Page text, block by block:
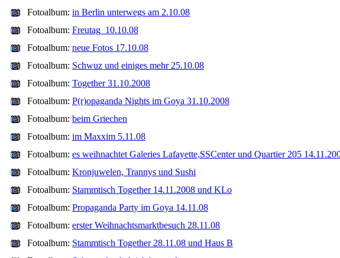
Fotoalbum: in Berlin unterwegs am 2.10.08
Fotoalbum: Freutag_10.10.08
Fotoalbum: neue Fotos 17.10.08
Fotoalbum: Schwuz und einiges mehr 25.10.08
Fotoalbum: Together 31.10.2008
Fotoalbum: P(r)opaganda Nights im Goya 31.10.2008
Fotoalbum: beim Griechen
Fotoalbum: im Maxxim 5.11.08
Fotoalbum: es weihnachtet Galeries Lafayette,SSCenter und Quartier 205
Fotoalbum: Kronjuwelen, Trannys und Sushi
Fotoalbum: Stammtisch Together 14.11.2008 und KLo
Fotoalbum: Propaganda Party im Goya 14.11.08
Fotoalbum: erster Weihnachtsmarktbesuch 28.11.08
Fotoalbum: Stammtisch Together 28.11.08 und Haus B